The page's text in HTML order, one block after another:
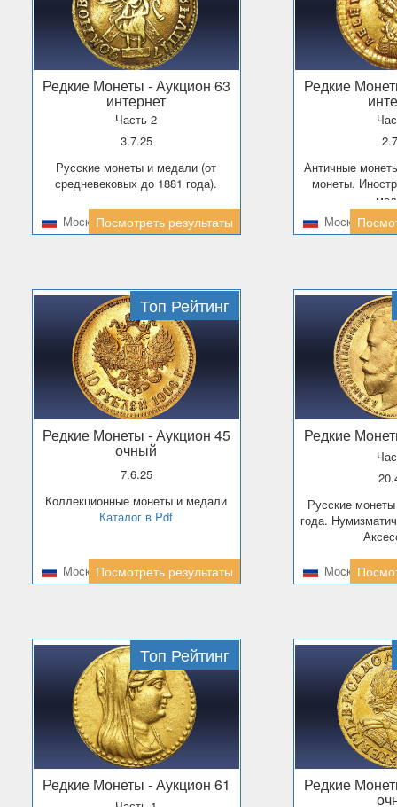
Редкие Монеты - Аукцион 63
интернет
Часть 2
3.7.25
Русские монеты и медали (от
средневековых до 1881 года).
МоскваПосмотреть результаты
Редкие
Античные монеты. Средневековые
монеты.
Москва
Топ Рейтинг
Редкие Монеты - Аукцион 45
очный
7.6.25
Коллекционные монеты и медали
Каталог в Pdf
МоскваПосмотреть результаты
Редкие
Русские монеты и медали с 1896
года.
Москва
Топ Рейтинг
Редкие Монеты - Аукцион 61 Редкие